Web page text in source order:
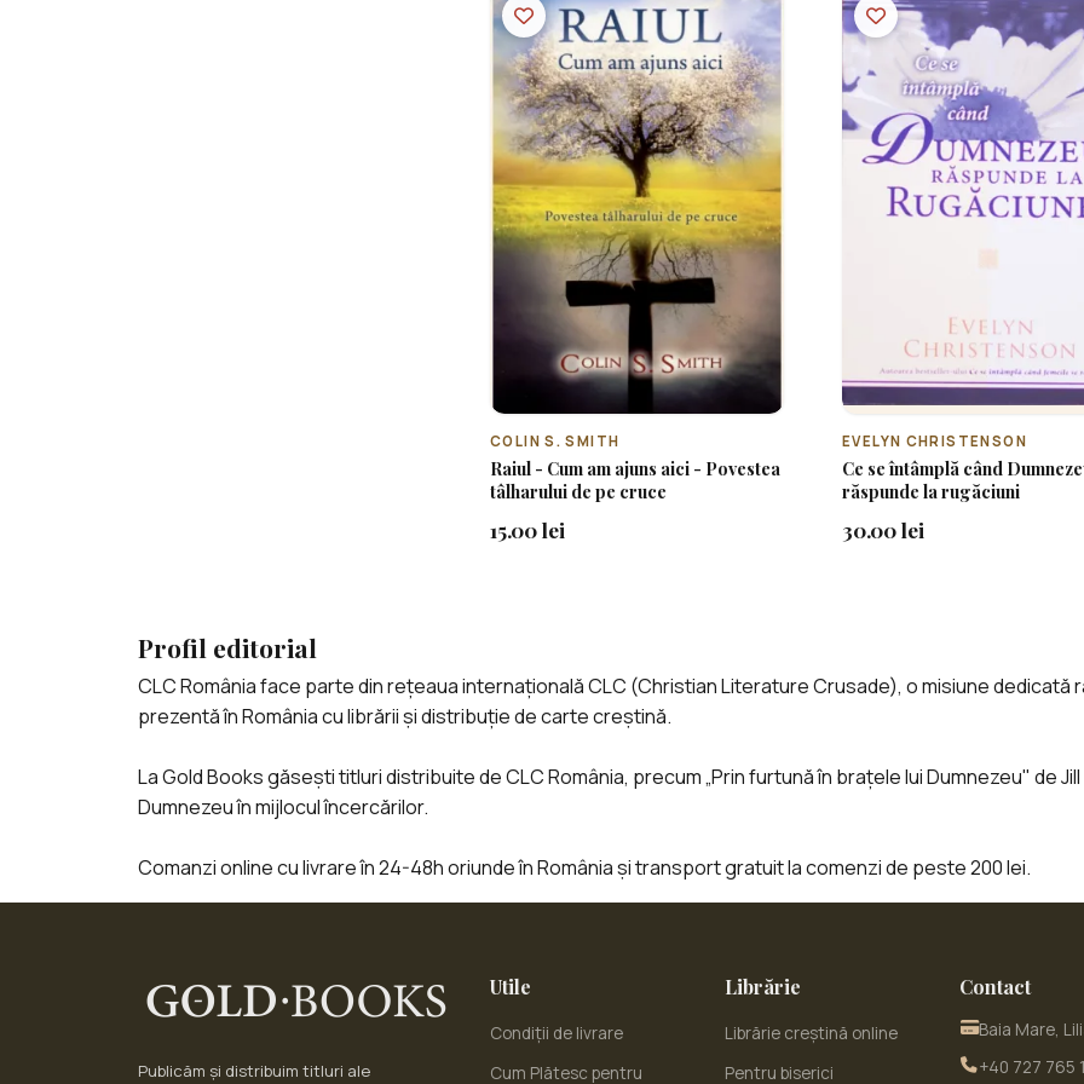
COLIN S. SMITH
Raiul - Cum am ajuns aici - Povestea
tâlharului de pe cruce
15.00 lei
EVELYN CHRISTENSON
Ce se întâmplă când
răspunde la rugăciuni
30.00 lei
Profil editorial
CLC România face parte din rețeaua internațională CLC (Christian Literature Crusade), o misiune
prezentă în România cu librării și distribuție de carte creștină.
La Gold Books găsești titluri distribuite de CLC România, precum „Prin furtună în brațele lui Dumnezeu" de
Dumnezeu în mijlocul încercărilor.
Comanzi online cu livrare în 24-48h oriunde în România și transport gratuit la comenzi de peste 200 lei.
Publicăm și distribuim titluri ale
Utile
Condiții de livrare
Cum Plătesc pentru
Librărie
Librărie creștină online
Pentru biserici
Contact
Baia Mare,
+40 727 765